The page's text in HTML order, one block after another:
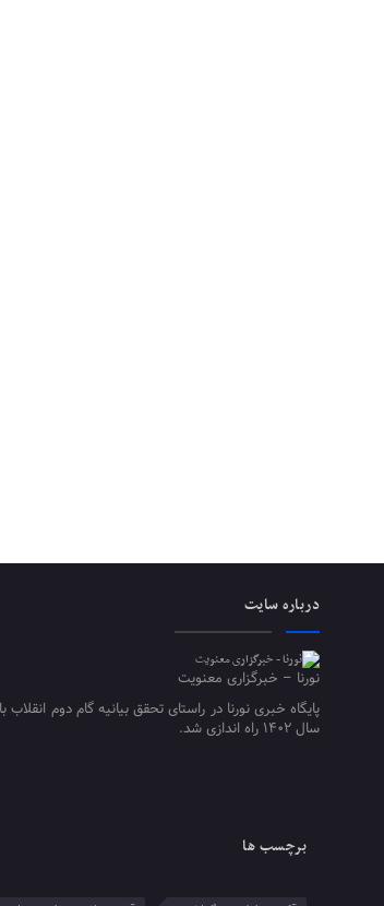
درباره سایت
نورنا – خبرگزاری معنویت
پایگاه خبری نورنا در راستای تحقق بیانیه گام دوم
سال ۱۴۰۲ راه اندازی شد.
برچسب ها